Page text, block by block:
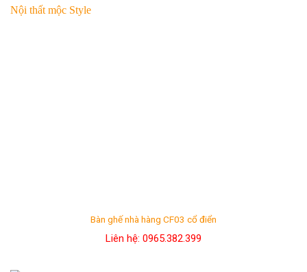
Bàn ghế nhà hàng CF03 cổ điển
Liên hệ: 0965.382.399